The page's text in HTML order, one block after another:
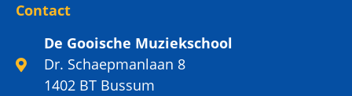
Contact
De Gooische Muziekschool
Dr. Schaepmanlaan 8
1402 BT Bussum